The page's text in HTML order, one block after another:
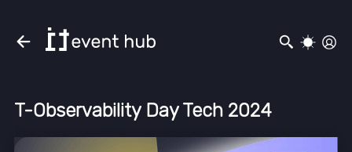
T-Observability Day Tech 2024